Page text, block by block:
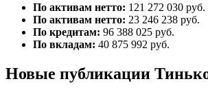
По активам нетто: 121 272 030 руб.
По активам нетто: 23 246 238 руб.
По кредитам: 96 388 025 руб.
По вкладам: 40 875 992 руб.
Новые публикации